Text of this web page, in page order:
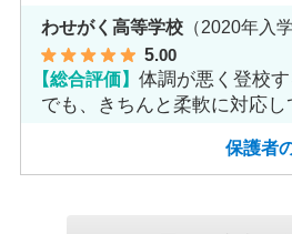
で良いと思います。
わせがく高等学校 （2020年入学
5.00
【総合評価】体調が悪く登校
でも、きちんと柔軟に対応
保護者